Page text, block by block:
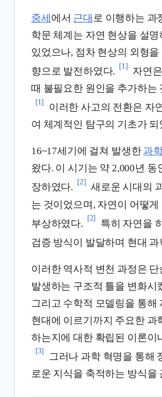
중세 에서 근대 로 이행하는 과
학문 체계는 자연 현상을 설
있었으나, 점차 현상의 외형
향으로 발전하였다.
[1]
자연
때 불필요한 원인을 추가하는
[1]
이러한 사고의 전환은 자
여 체계적인 탐구의 기초가 되
16~17세기에 걸쳐 발생한 과
왔다. 이 시기는 약 2,000년
장하였다.
[2]
새로운 시대의
는 것이었으며, 자연이 어떻
부상하였다.
[2]
특히 자연을
검증 방식이 발달하며 현대
이러한 역사적 변천 과정은
발생하는 구조적 틀을 변화시
그리고 수학적 모델링을 통해
현대에 이르기까지 주요한 과
하는지에 대한 확립된 이론이
[3]
그러나 과학 혁명을 통해
로운 지식을 축적하는 방식을